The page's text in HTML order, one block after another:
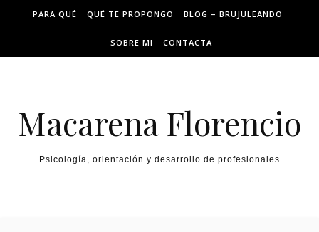
PARA QUÉ QUÉ TE PROPONGO BLOG – BRUJULEANDO
SOBRE MI CONTACTA
Macarena Florencio
Psicología, orientación y desarrollo de profesionales